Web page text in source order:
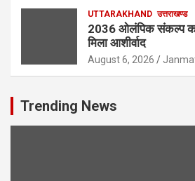
UTTARAKHAND उत्तराखण्ड
2036 ओलंपिक संकल्प
मिला आशीर्वाद
August 6, 2026
Trending News